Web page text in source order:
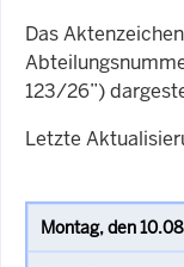
Das
123/26”)
Letzte